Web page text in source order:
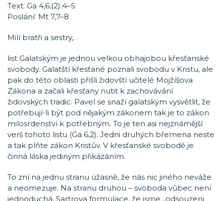
Text: Ga 4,6,(2).4–5
Poslání: Mt 7,7–8
Milí bratři a sestry,
list Galatským je jednou velkou obhajobou křesťanské
svobody. Galatští křesťané poznali svobodu v Kristu, ale
pak do této oblasti přišli židovští učitelé Mojžíšova
Zákona a začali křesťany nutit k zachovávání
židovských tradic. Pavel se snaží galatským vysvětlit, že
potřebují-li být pod nějakým zákonem tak je to zákon
milosrdenství k potřebným. To je ten asi nejznámější
verš tohoto listu (Ga 6,2): Jedni druhých břemena neste
a tak plňte zákon Kristův. V křesťanské svobodě je
činná láska jediným přikázáním.
To zní na jednu stranu úžasně, že nás nic jiného neváže
a neomezuje. Na stranu druhou – svoboda vůbec není
jednoduchá. Sartrova formulace, že jsme „odsouzeni